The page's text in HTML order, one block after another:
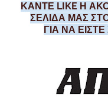
ΚΑΝΤΕ LIKE Η
ΣΕΛΙΔΑ ΜΑΣ
ΓΙΑ ΝΑ